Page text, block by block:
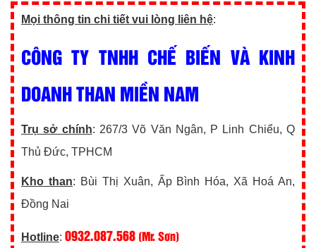
Mọi thông tin chi tiết vui lòng liên hệ:
CÔNG TY TNHH CHẾ BIẾN VÀ KINH
DOANH THAN MIỀN NAM
Trụ sở chính: 267/3 Võ Văn Ngân, P Linh Chiểu, Q
Thủ Đức, TPHCM
Kho than: Bùi Thị Xuân, Ấp Bình Hóa, Xã Hoá An,
Đồng Nai
Hotline: 0932.087.568 (Mr. Sơn)